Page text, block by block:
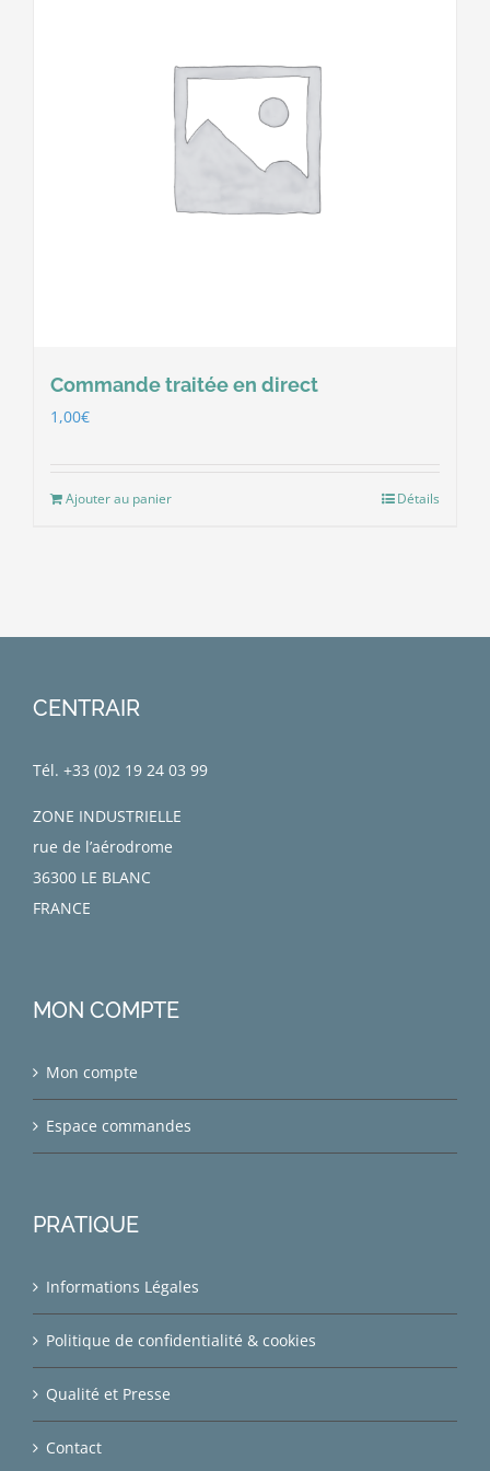
Commande traitée en direct
1,00€
Ajouter au panier Détails
CENTRAIR
Tél. +33 (0)2 19 24 03 99
ZONE INDUSTRIELLE
rue de l’aérodrome
36300 LE BLANC
FRANCE
MON COMPTE
Mon compte
Espace commandes
PRATIQUE
Informations Légales
Politique de confidentialité & cookies
Qualité et Presse
Contact